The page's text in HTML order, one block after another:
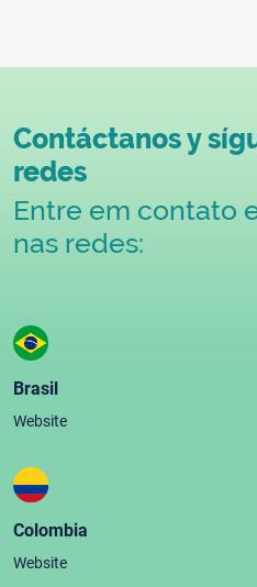
Contáctanos y
redes
Entre em contato
nas redes:
Brasil
Website
Colombia
Website